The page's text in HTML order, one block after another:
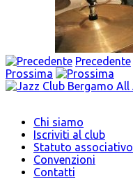
Precedente
Prossima
Chi siamo
Iscriviti al club
Statuto associativo
Convenzioni
Contatti